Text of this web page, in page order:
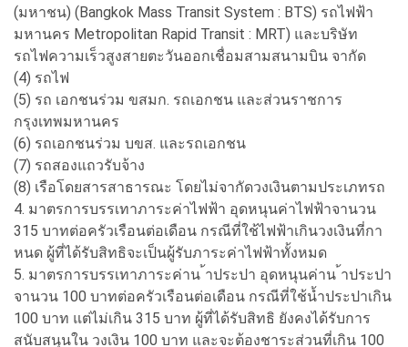
(มหาชน) (Bangkok Mass Transit System : BTS) รถไฟฟ้า
มหานคร Metropolitan Rapid Transit : MRT) และบริษัท
รถไฟความเร็วสูงสายตะวันออกเชื่อมสามสนามบิน จากัด
(4) รถไฟ
(5) รถ เอกชนร่วม ขสมก. รถเอกชน และส่วนราชการ
กรุงเทพมหานคร
(6) รถเอกชนร่วม บขส. และรถเอกชน
(7) รถสองแถวรับจ้าง
(8) เรือโดยสารสาธารณะ โดยไม่จากัดวงเงินตามประเภทรถ
4. มาตรการบรรเทาภาระค่าไฟฟ้า อุดหนุนค่าไฟฟ้าจานวน
315 บาทต่อครัวเรือนต่อเดือน กรณีที่ใช้ไฟฟ้าเกินวงเงินที่กา
หนด ผู้ที่ได้รับสิทธิจะเป็นผู้รับภาระค่าไฟฟ้าทั้งหมด
5. มาตรการบรรเทาภาระค่าน ้าประปา อุดหนุนค่าน ้าประปา
จานวน 100 บาทต่อครัวเรือนต่อเดือน กรณีที่ใช้น้ำประปาเกิน
100 บาท แต่ไม่เกิน 315 บาท ผู้ที่ได้รับสิทธิ ยังคงได้รับการ
สนับสนุนใน วงเงิน 100 บาท และจะต้องชาระส่วนที่เกิน 100